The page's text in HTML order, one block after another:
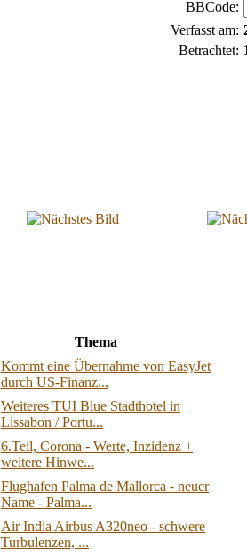
BBCode:
Verfasst am:
Betrachtet:
Thema
Kommt eine Übernahme von EasyJet
durch US-Finanz...
Weiteres TUI Blue Stadthotel in
Lissabon / Portu...
6.Teil, Corona - Werte, Inzidenz +
weitere Hinwe...
Flughafen Palma de Mallorca - neuer
Name - Palma...
Air India Airbus A320neo - schwere
Turbulenzen, ...